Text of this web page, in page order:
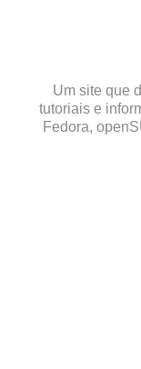
Um site que
tutoriais e
Fedora,